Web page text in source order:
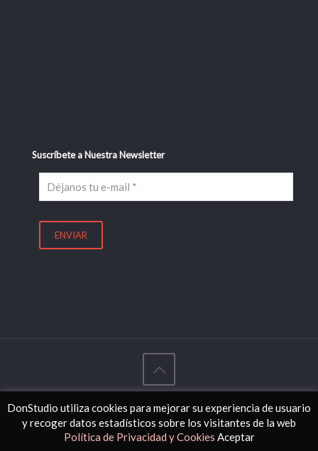
Suscríbete a Nuestra Newsletter
© 2017 DonStudio - Diseñado con Agencia Visual
DonStudio utiliza cookies para mejorar su experiencia de usuario
y recoger datos estadísticos sobre los visitantes de la web
Política de Privacidad y Cookies Aceptar